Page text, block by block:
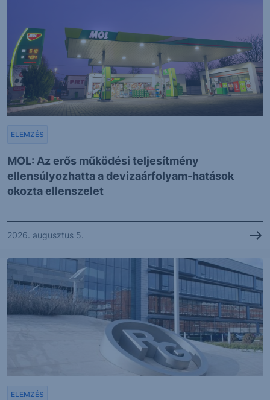
MOL: Az erős működési teljesítmény
ellensúlyozhatta a devizaárfolyam-hatások
okozta ellenszelet
ELEMZÉS
2026. augusztus 5.
ELEMZÉS